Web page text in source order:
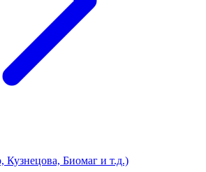
Биомаг и т.д.)